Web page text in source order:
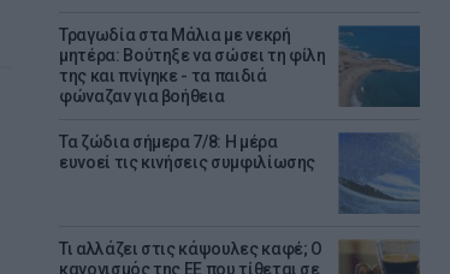
Τραγωδία στα Μάλια με νεκρή
μητέρα: Βούτηξε να σώσει τη φίλη
της και πνίγηκε - τα παιδιά
φώναζαν για βοήθεια
Τα ζώδια σήμερα 7/8: Η μέρα
ευνοεί τις κινήσεις συμφιλίωσης
Τι αλλάζει στις κάψουλες καφέ; Ο
κανονισμός της ΕΕ που τίθεται σε